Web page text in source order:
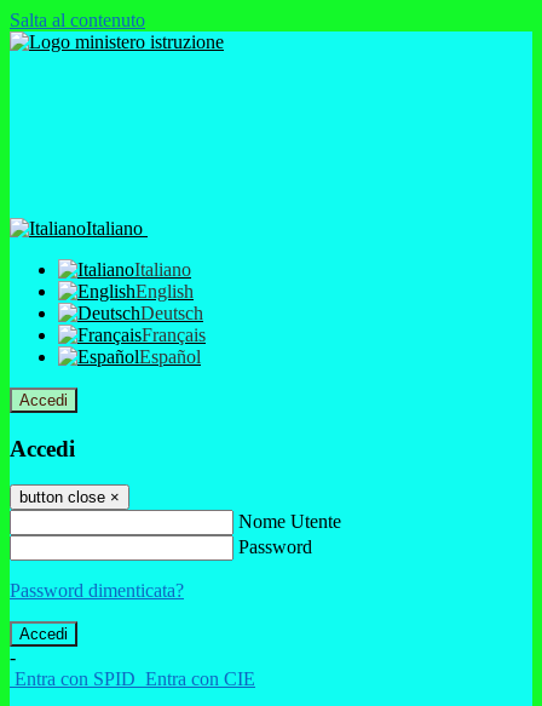
Salta al contenuto
Italiano
Italiano
English
Deutsch
Français
Español
Accedi
Accedi
button close ×
Nome Utente
Password
Password dimenticata?
-
Entra con SPID Entra con CIE